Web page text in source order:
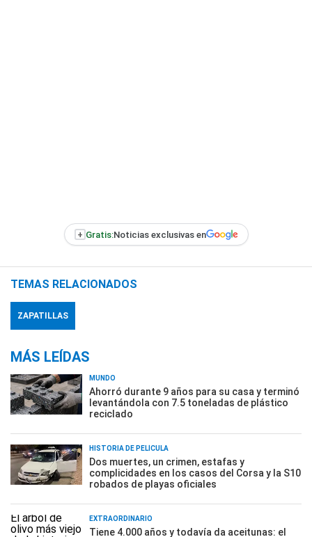
+ Gratis:Noticias exclusivas en
TEMAS RELACIONADOS
ZAPATILLAS
MÁS LEÍDAS
MUNDO
Ahorró durante 9 años para su casa y terminó
levantándola con 7.5 toneladas de plástico
reciclado
HISTORIA DE PELÍCULA
Dos muertes, un crimen, estafas y
complicidades en los casos del Corsa y la S10
robados de playas oficiales
EXTRAORDINARIO
Tiene 4.000 años y todavía da aceitunas: el